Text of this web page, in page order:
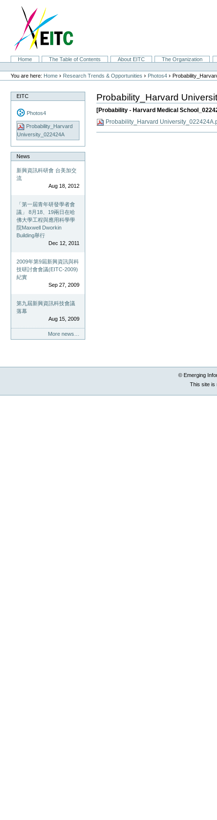
navigation
SectionsHome The Table of Contents About EITC
The Organization
Personal
tools
You are here: Home › Research Trends & Opportunities › Photos4 ›
EITC
Photos4
Probability_Harvard
University_022424A
News
新興資訊科研會 台美加交
流
Aug 18, 2012
「第一屆青年研發學者會
議」 8月18、19兩日在哈
佛大學工程與應用科學學
院Maxwell Dworkin
Building舉行
Dec 12, 2011
2009年第9屆新興資訊與科
技研討會會議(EITC-2009)
紀實
Sep 27, 2009
第九屆新興資訊科技會議
落幕
Aug 15, 2009
More news…
Probability_Harvard
[Probability - Harvard Medical
Probability_Harvard
© Emerging
This site is